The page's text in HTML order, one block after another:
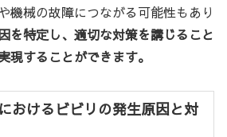
機械の故障につながる可能性もあり
を特定し、適切な対策を講じること
現することができます。
おけるビビリの発生原因と対